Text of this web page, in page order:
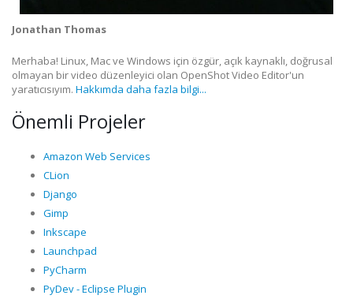
Jonathan Thomas
Merhaba! Linux, Mac ve Windows için özgür, açık kaynaklı, doğrusal
olmayan bir video düzenleyici olan OpenShot Video Editor'un
yaratıcısıyım. Hakkımda daha fazla bilgi...
Önemli Projeler
Amazon Web Services
CLion
Django
Gimp
Inkscape
Launchpad
PyCharm
PyDev - Eclipse Plugin